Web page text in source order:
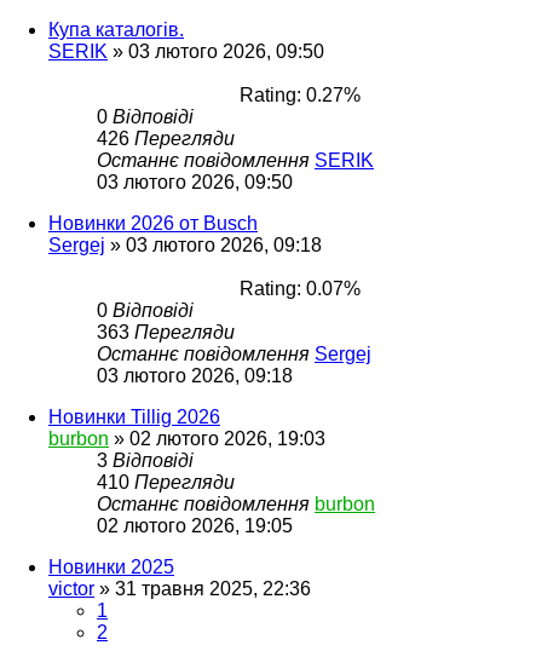
Купа каталогів.
SERIK » 03 лютого 2026, 09:50
Rating: 0.27%
0 Відповіді
426 Перегляди
Останнє повідомлення SERIK
03 лютого 2026, 09:50
Новинки 2026 от Busch
Sergej » 03 лютого 2026, 09:18
Rating: 0.07%
0 Відповіді
363 Перегляди
Останнє повідомлення Sergej
03 лютого 2026, 09:18
Новинки Tillig 2026
burbon » 02 лютого 2026, 19:03
3 Відповіді
410 Перегляди
Останнє повідомлення burbon
02 лютого 2026, 19:05
Новинки 2025
victor » 31 травня 2025, 22:36
1
2